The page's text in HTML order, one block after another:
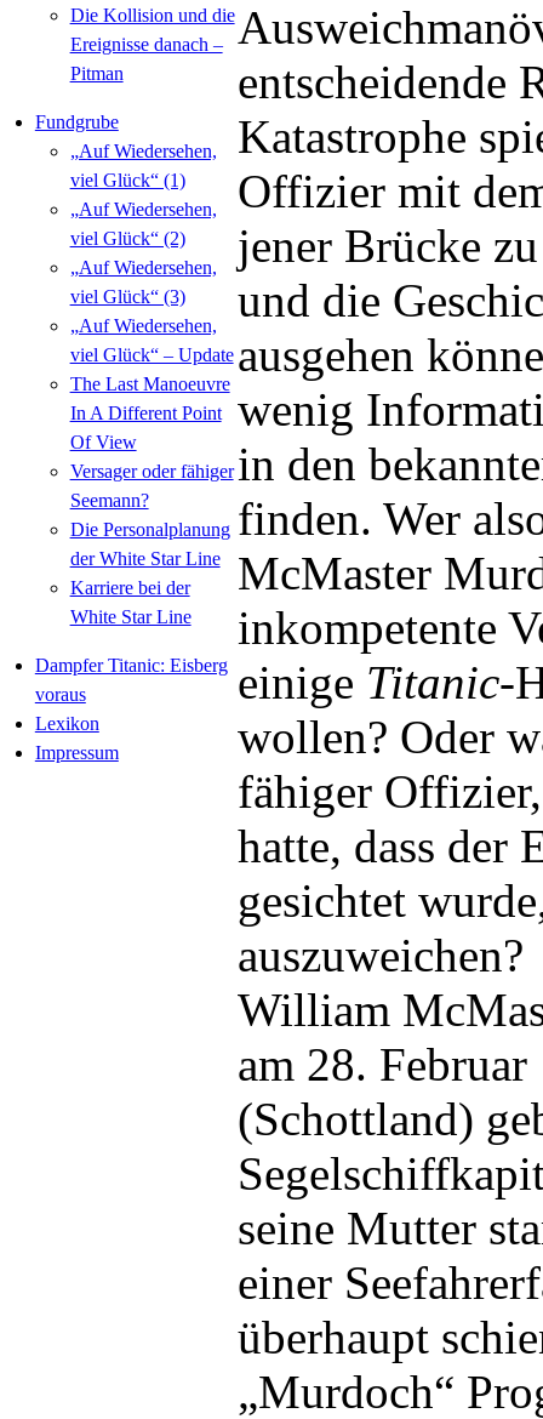
Die Kollision und die
Ereignisse danach –
Pitman
Fundgrube
„Auf Wiedersehen,
viel Glück“ (1)
„Auf Wiedersehen,
viel Glück“ (2)
„Auf Wiedersehen,
viel Glück“ (3)
„Auf Wiedersehen,
viel Glück“ – Update
The Last Manoeuvre
In A Different Point
Of View
Versager oder fähiger
Seemann?
Die Personalplanung
der White Star Line
Karriere bei der
White Star Line
Dampfer Titanic: Eisberg
voraus
Lexikon
Impressum
entscheidende
Katastrophe
Offizier mit
jener Brücke
und die
ausgehen
wenig
in den
finden. Wer
McMaster
inkompetente
einige Titanic-
wollen? Oder
fähiger
hatte, dass der
gesichtet
auszuweichen?
William
am 28.
(Schottland)
seine Mutter
einer
überhaupt
„Murdoch“